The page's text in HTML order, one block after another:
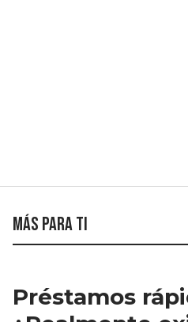
Más para ti
Préstamos